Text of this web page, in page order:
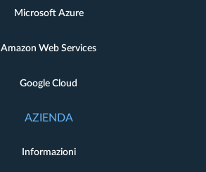
Microsoft Azure
Amazon Web Services
Google Cloud
AZIENDA
Informazioni